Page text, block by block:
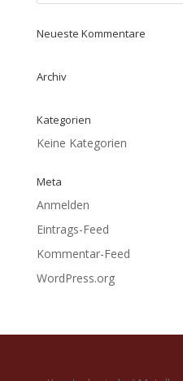
Neueste Kommentare
Archiv
Kategorien
Keine Kategorien
Meta
Anmelden
Eintrags-Feed
Kommentar-Feed
WordPress.org